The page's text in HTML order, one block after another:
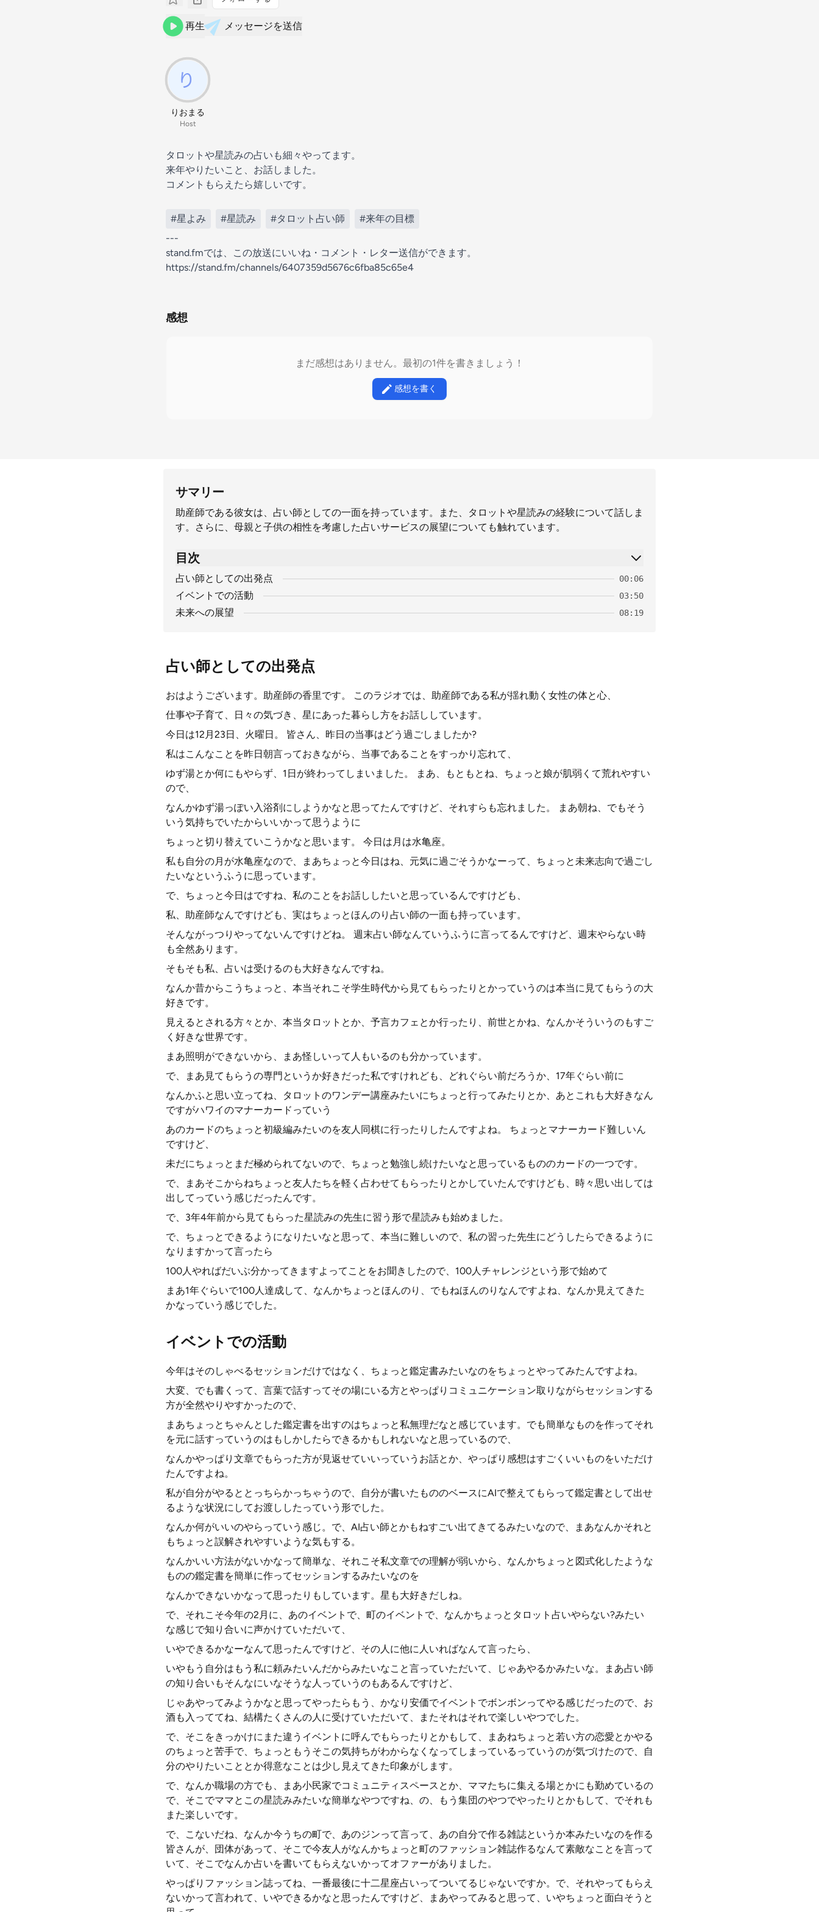
再生 メッセージを送信
りおまる
Host
タロットや星読みの占いも細々やってます。
来年やりたいこと、お話しました。
コメントもらえたら嬉しいです。
#星よみ #星読み #タロット占い師
#来年の目標
---
stand.fmでは、この放送にいいね・コメント・レター送信ができます。
https://stand.fm/channels/6407359d5676c6fba85c65e4
感想
まだ感想はありません。最初の1件を書きましょう！
感想を書く
サマリー
助産師である彼女は、占い師としての一面を持っています。また、タロットや星読みの経験について話しま
す。さらに、母親と子供の相性を考慮した占いサービスの展望についても触れています。
目次
占い師としての出発点 00:06
イベントでの活動 03:50
未来への展望 08:19
占い師としての出発点
おはようございます。助産師の香里です。 このラジオでは、助産師である私が揺れ動く女性の体と心、
仕事や子育て、日々の気づき、星にあった暮らし方をお話ししています。
今日は12月23日、火曜日。 皆さん、昨日の当事はどう過ごしましたか?
私はこんなことを昨日朝言っておきながら、当事であることをすっかり忘れて、
ゆず湯とか何にもやらず、1日が終わってしまいました。 まあ、もともとね、ちょっと娘が肌弱くて荒れやすい
ので、
なんかゆず湯っぽい入浴剤にしようかなと思ってたんですけど、それすらも忘れました。 まあ朝ね、でもそう
いう気持ちでいたからいいかって思うように
ちょっと切り替えていこうかなと思います。 今日は月は水亀座。
私も自分の月が水亀座なので、まあちょっと今日はね、元気に過ごそうかなーって、ちょっと未来志向で過ごし
たいなというふうに思っています。
で、ちょっと今日はですね、私のことをお話ししたいと思っているんですけども、
私、助産師なんですけども、実はちょっとほんのり占い師の一面も持っています。
そんながっつりやってないんですけどね。 週末占い師なんていうふうに言ってるんですけど、週末やらない時
も全然あります。
そもそも私、占いは受けるのも大好きなんですね。
なんか昔からこうちょっと、本当それこそ学生時代から見てもらったりとかっていうのは本当に見てもらうの大
好きです。
見えるとされる方々とか、本当タロットとか、予言カフェとか行ったり、前世とかね、なんかそういうのもすご
く好きな世界です。
まあ照明ができないから、まあ怪しいって人もいるのも分かっています。
で、まあ見てもらうの専門というか好きだった私ですけれども、どれぐらい前だろうか、17年ぐらい前に
なんかふと思い立ってね、タロットのワンデー講座みたいにちょっと行ってみたりとか、あとこれも大好きなん
ですがハワイのマナーカードっていう
あのカードのちょっと初級編みたいのを友人同棋に行ったりしたんですよね。 ちょっとマナーカード難しいん
ですけど、
未だにちょっとまだ極められてないので、ちょっと勉強し続けたいなと思っているもののカードの一つです。
で、まあそこからねちょっと友人たちを軽く占わせてもらったりとかしていたんですけども、時々思い出しては
出してっていう感じだったんです。
で、3年4年前から見てもらった星読みの先生に習う形で星読みも始めました。
で、ちょっとできるようになりたいなと思って、本当に難しいので、私の習った先生にどうしたらできるように
なりますかって言ったら
100人やればだいぶ分かってきますよってことをお聞きしたので、100人チャレンジという形で始めて
まあ1年ぐらいで100人達成して、なんかちょっとほんのり、でもねほんのりなんですよね、なんか見えてきた
かなっていう感じでした。
イベントでの活動
今年はそのしゃべるセッションだけではなく、ちょっと鑑定書みたいなのをちょっとやってみたんですよね。
大変、でも書くって、言葉で話すってその場にいる方とやっぱりコミュニケーション取りながらセッションする
方が全然やりやすかったので、
まあちょっとちゃんとした鑑定書を出すのはちょっと私無理だなと感じています。でも簡単なものを作ってそれ
を元に話すっていうのはもしかしたらできるかもしれないなと思っているので、
なんかやっぱり文章でもらった方が見返せていいっていうお話とか、やっぱり感想はすごくいいものをいただけ
たんですよね。
私が自分がやるととっちらかっちゃうので、自分が書いたもののベースにAIで整えてもらって鑑定書として出せ
るような状況にしてお渡ししたっていう形でした。
なんか何がいいのやらっていう感じ。で、AI占い師とかもねすごい出てきてるみたいなので、まあなんかそれと
もちょっと誤解されやすいような気もする。
なんかいい方法がないかなって簡単な、それこそ私文章での理解が弱いから、なんかちょっと図式化したような
ものの鑑定書を簡単に作ってセッションするみたいなのを
なんかできないかなって思ったりもしています。星も大好きだしね。
で、それこそ今年の2月に、あのイベントで、町のイベントで、なんかちょっとタロット占いやらない?みたい
な感じで知り合いに声かけていただいて、
いやできるかなーなんて思ったんですけど、その人に他に人いればなんて言ったら、
いやもう自分はもう私に頼みたいんだからみたいなこと言っていただいて、じゃあやるかみたいな。まあ占い師
の知り合いもそんなにいなそうな人っていうのもあるんですけど、
じゃあやってみようかなと思ってやったらもう、かなり安価でイベントでボンボンってやる感じだったので、お
酒も入っててね、結構たくさんの人に受けていただいて、またそれはそれで楽しいやつでした。
で、そこをきっかけにまた違うイベントに呼んでもらったりとかもして、まあねちょっと若い方の恋愛とかやる
のちょっと苦手で、ちょっともうそこの気持ちがわからなくなってしまっているっていうのが気づけたので、自
分のやりたいこととか得意なことは少し見えてきた印象がします。
で、なんか職場の方でも、まあ小民家でコミュニティスペースとか、ママたちに集える場とかにも勤めているの
で、そこでママとこの星読みみたいな簡単なやつですね、の、もう集団のやつでやったりとかもして、でそれも
また楽しいです。
で、こないだね、なんか今うちの町で、あのジンって言って、あの自分で作る雑誌というか本みたいなのを作る
皆さんが、団体があって、そこで今友人がなんかちょっと町のファッション雑誌作るなんて素敵なことを言って
いて、そこでなんか占いを書いてもらえないかってオファーがありました。
やっぱりファッション誌ってね、一番最後に十二星座占いってついてるじゃないですか。で、それやってもらえ
ないかって言われて、いやできるかなと思ったんですけど、まあやってみると思って、いやちょっと面白そうと